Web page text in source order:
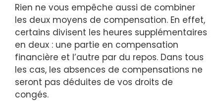
Rien ne vous empêche aussi de combiner
les deux moyens de compensation. En effet,
certains divisent les heures supplémentaires
en deux : une partie en compensation
financière et l’autre par du repos. Dans tous
les cas, les absences de compensations ne
seront pas déduites de vos droits de
congés.